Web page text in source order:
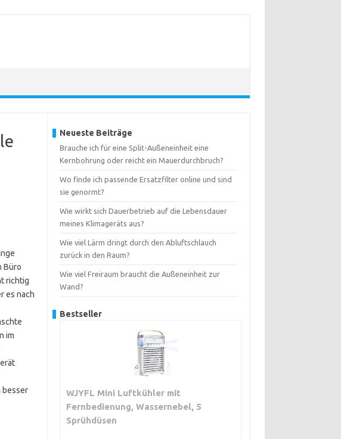
Büro
richtig
es nach
im
besser
Neueste Beiträge
Brauche ich für eine Split-Außeneinheit eine
Kernbohrung oder reicht ein Mauerdurchbruch?
Wo finde ich passende Ersatzfilter online und sind
sie genormt?
Wie wirkt sich Dauerbetrieb auf die Lebensdauer
meines Klimageräts aus?
Wie viel Lärm dringt durch den Abluftschlauch
zurück in den Raum?
Wie viel Freiraum braucht die Außeneinheit zur
Wand?
Bestseller
WJYFL Mini Luftkühler mit
Fernbedienung, Wassernebel, 5
Sprühdüsen